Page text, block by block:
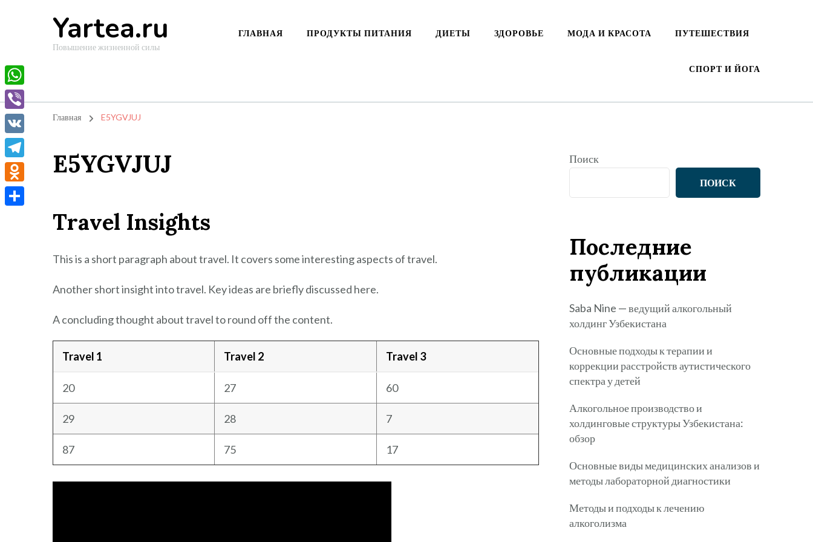
Yartea.ru
Повышение жизненной силы
ГЛАВНАЯ ПРОДУКТЫ ПИТАНИЯ ДИЕТЫ ЗДОРОВЬЕ МОДА И КРАСОТА ПУТЕШЕСТВИЯ
СПОРТ И ЙОГА
Главная E5YGVJUJ
E5YGVJUJ
Travel Insights
This is a short paragraph about travel. It covers some interesting aspects of travel.
Another short insight into travel. Key ideas are briefly discussed here.
A concluding thought about travel to round off the content.
Travel 1 Travel 2 Travel 3
20 27 60
29 28 7
87 75 17
Поиск
ПОИСК
Последние
публикации
Saba Nine — ведущий алкогольный
холдинг Узбекистана
Основные подходы к терапии и
коррекции расстройств аутистического
спектра у детей
Алкогольное производство и
холдинговые структуры Узбекистана:
обзор
Основные виды медицинских анализов и
методы лабораторной диагностики
Методы и подходы к лечению
алкоголизма
WhatsApp
Viber
VK
Telegram
Odnoklassniki
Отправить